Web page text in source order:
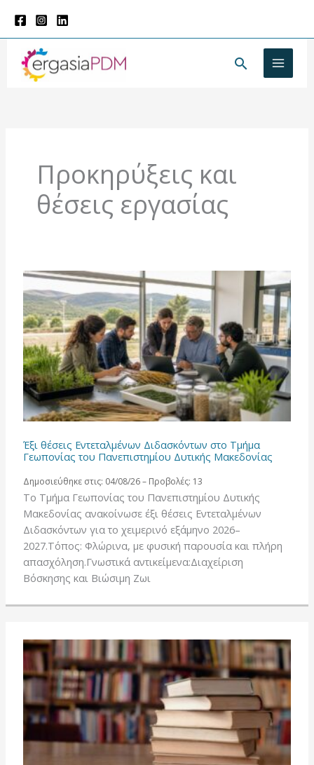
στο
περιεχόμενο
Προκηρύξεις και
θέσεις εργασίας
Έξι θέσεις Εντεταλμένων Διδασκόντων στο Τμήμα
Γεωπονίας του Πανεπιστημίου Δυτικής Μακεδονίας
Δημοσιεύθηκε στις: 04/08/26 – Προβολές: 13
Το Τμήμα Γεωπονίας του Πανεπιστημίου Δυτικής
Μακεδονίας ανακοίνωσε έξι θέσεις Εντεταλμένων
Διδασκόντων για το χειμερινό εξάμηνο 2026–
2027.Τόπος: Φλώρινα, με φυσική παρουσία και πλήρη
απασχόληση.Γνωστικά αντικείμενα:Διαχείριση
Βόσκησης και Βιώσιμη Ζωι